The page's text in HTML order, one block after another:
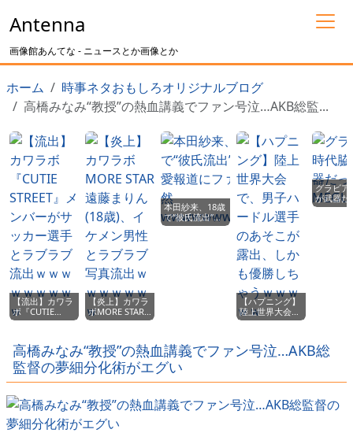
Antenna
画像館あんてな - ニュースとか画像とか
ホーム
時事ネタおもしろオリジナルブログ
高橋みなみ“教授”の熱血講義でファン号泣…AKB総監...
【流出】カワラ
ボ『CUTIE
STREET』メン
選手とラブラブ
流出ｗｗｗｗｗ
ｗｗｗｗ
【炎上】カワラ
ボMORE STAR
遠藤まりん(18
性とラブラブ写
真流出ｗｗｗｗ
ｗｗｗ
本田紗来、18歳
で“彼氏流出”！
恋愛報道にファ
【ハプニング】
陸上世界大会
で、男子ハード
が露出、しかも
優勝しちゃうｗ
グラビア
が武器だ
MEGUMI
高橋みなみ“教授”の熱血講義でファン号泣…AKB総
監督の夢細分化術がエグい